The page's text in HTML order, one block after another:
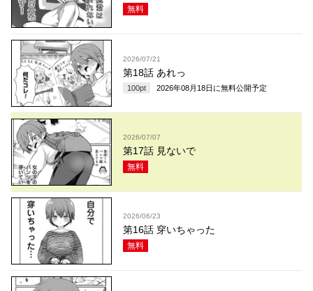
無料
2026/07/21
第18話 あれっ
100pt 2026年08月18日 に無料公開予定
2026/07/07
第17話 見ないで
無料
2026/06/23
第16話 穿いちゃった
無料